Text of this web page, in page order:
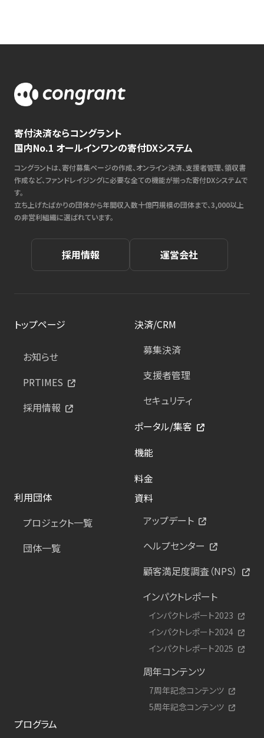
寄付決済ならコングラント
国内No.1 オールインワンの寄付DXシステム
コングラントは、寄付募集ページの作成、オンライン決済、支援者管理、領収書
作成など、ファンドレイジングに必要な全ての機能が揃った寄付DXシステムで
す。
立ち上げたばかりの団体から年間収入数十億円規模の団体まで、3,000以上
の非営利組織に選ばれています。
採用情報 運営会社
トップページ
お知らせ
PRTIMES
採用情報
決済/CRM
募集決済
支援者管理
セキュリティ
ポータル/集客
機能
料金
利用団体
プロジェクト一覧
団体一覧
資料
アップデート
ヘルプセンター
顧客満足度調査（NPS）
インパクトレポート
インパクトレポート2023
インパクトレポート2024
インパクトレポート2025
周年コンテンツ
7周年記念コンテンツ
5周年記念コンテンツ
プログラム